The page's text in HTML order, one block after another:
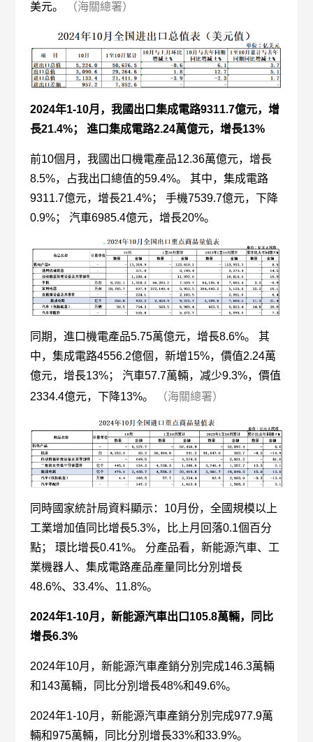
美元。
（海關總署）
2024年1-10月，我國出口集成電路9311.7億元，增
長21.4%； 進口集成電路2.24萬億元，增長13%
前10個月，我國出口機電產品12.36萬億元，增長
8.5%，占我出口總值的59.4%。 其中，集成電路
9311.7億元，增長21.4%； 手機7539.7億元，下降
0.9%； 汽車6985.4億元，增長20%。
同期，進口機電產品5.75萬億元，增長8.6%。 其
中，集成電路4556.2億個，新增15%，價值2.24萬
億元，增長13%； 汽車57.7萬輛，减少9.3%，價值
2334.4億元，下降13%。
（海關總署）
同時國家統計局資料顯示：10月份，全國規模以上
工業增加值同比增長5.3%，比上月回落0.1個百分
點； 環比增長0.41%。 分產品看，新能源汽車、工
業機器人、集成電路產品產量同比分別增長
48.6%、33.4%、11.8%。
2024年1-10月，新能源汽車出口105.8萬輛，同比
增長6.3%
2024年10月，新能源汽車產銷分別完成146.3萬輛
和143萬輛，同比分別增長48%和49.6%。
2024年1-10月，新能源汽車產銷分別完成977.9萬
輛和975萬輛，同比分別增長33%和33.9%。